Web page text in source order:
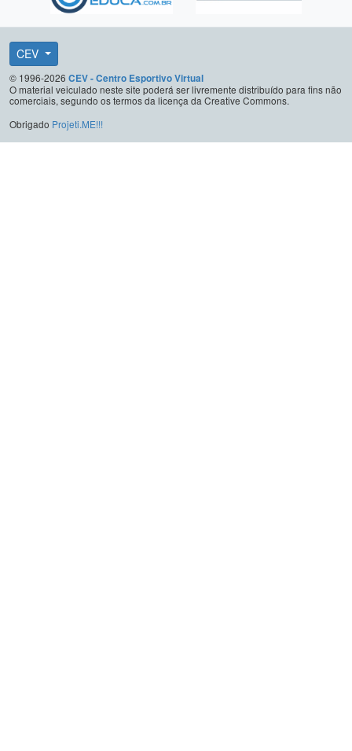
CEV
© 1996-2026 CEV - Centro Esportivo Virtual
O material veiculado neste site poderá ser livremente distribuído para fins não
comerciais, segundo os termos da licença da Creative Commons.
Obrigado Projeti.ME!!!